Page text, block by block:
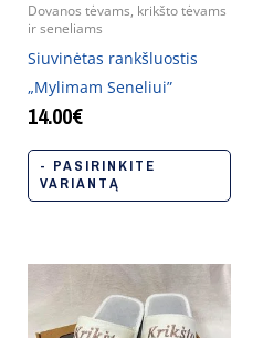
Dovanos tėvams, krikšto tėvams
ir seneliams
Siuvinėtas rankšluostis
„Mylimam Seneliui”
14.00€
- PASIRINKITE
VARIANTĄ